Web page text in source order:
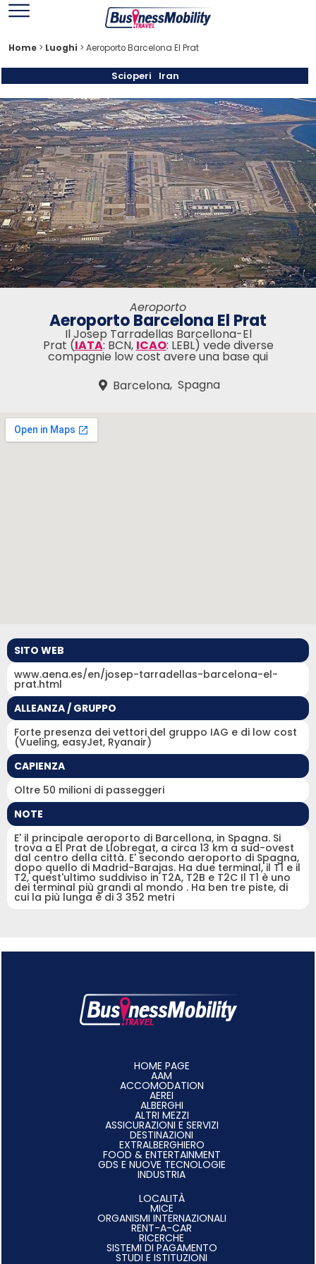
Home > Luoghi > Aeroporto Barcelona El Prat
Scioperi Iran
Aeroporto
Aeroporto Barcelona El Prat
Il Josep Tarradellas Barcellona-El
Prat (IATA: BCN, ICAO: LEBL) vede diverse
compagnie low cost avere una base qui
Barcelona, Spagna
SITO WEB
www.aena.es/en/josep-tarradellas-barcelona-el-
prat.html
ALLEANZA / GRUPPO
Forte presenza dei vettori del gruppo IAG e di low cost
(Vueling, easyJet, Ryanair)
CAPIENZA
Oltre 50 milioni di passeggeri
NOTE
E' il principale aeroporto di Barcellona, in Spagna. Si
trova a El Prat de Llobregat, a circa 13 km a sud-ovest
dal centro della città. E' secondo aeroporto di Spagna,
dopo quello di Madrid-Barajas. Ha due terminal, il T1 e il
T2, quest'ultimo suddiviso in T2A, T2B e T2C Il T1 è uno
dei terminal più grandi al mondo . Ha ben tre piste, di
cui la più lunga è di 3 352 metri
HOME PAGE
AAM
ACCOMODATION
AEREI
ALBERGHI
ALTRI MEZZI
ASSICURAZIONI E SERVIZI
DESTINAZIONI
EXTRALBERGHIERO
FOOD & ENTERTAINMENT
GDS E NUOVE TECNOLOGIE
INDUSTRIA
LOCALITÀ
MICE
ORGANISMI INTERNAZIONALI
RENT-A-CAR
RICERCHE
SISTEMI DI PAGAMENTO
STUDI E ISTITUZIONI